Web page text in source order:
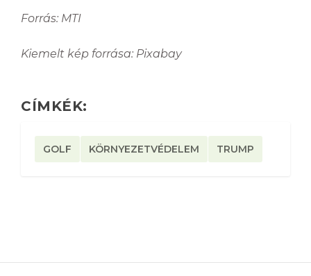
Forrás: MTI
Kiemelt kép forrása: Pixabay
CÍMKÉK:
GOLF KÖRNYEZETVÉDELEM TRUMP